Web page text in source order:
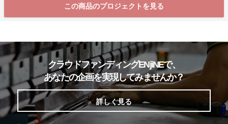
この商品のプロジェクトを見る
クラウドファンディングENjiNEで、
あなたの企画を実現してみませんか？
詳しく見る